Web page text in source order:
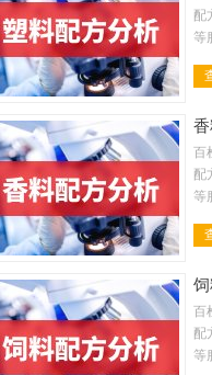
配
等
百
配
等
百
配
等